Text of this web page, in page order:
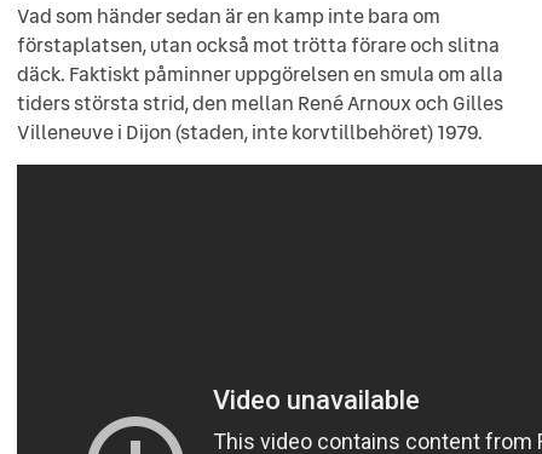
Vad som händer sedan är en kamp inte bara om
förstaplatsen, utan också mot trötta förare och slitna
däck. Faktiskt påminner uppgörelsen en smula om alla
tiders största strid, den mellan René Arnoux och Gilles
Villeneuve i Dijon (staden, inte korvtillbehöret) 1979.